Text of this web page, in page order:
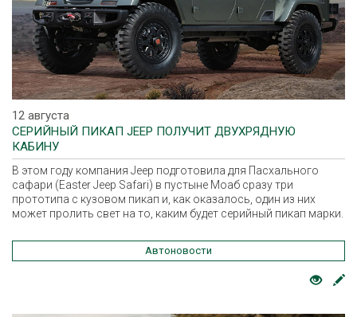
12 августа
СЕРИЙНЫЙ ПИКАП JEEP ПОЛУЧИТ ДВУХРЯДНУЮ
КАБИНУ
В этом году компания Jeep подготовила для Пасхального
сафари (Easter Jeep Safari) в пустыне Моаб сразу три
прототипа с кузовом пикап и, как оказалось, один из них
может пролить свет на то, каким будет серийный пикап марки.
Автоновости